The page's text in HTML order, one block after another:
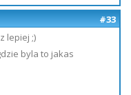
#33
lepiej ;)
byla to jakas